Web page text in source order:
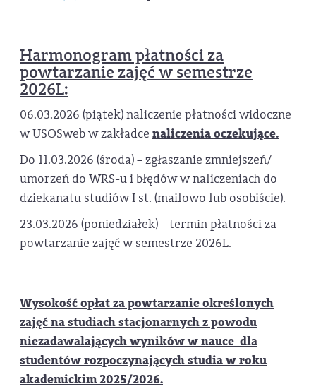
Harmonogram płatności za
powtarzanie zajęć w semestrze
2026L:
06.03.2026 (piątek) naliczenie płatności widoczne
w USOSweb w zakładce naliczenia oczekujące.
Do 11.03.2026 (środa) – zgłaszanie zmniejszeń/
umorzeń do WRS-u i błędów w naliczeniach do
dziekanatu studiów I st. (mailowo lub osobiście).
23.03.2026 (poniedziałek) – termin płatności za
powtarzanie zajęć w semestrze 2026L.
Wysokość opłat za powtarzanie określonych
zajęć na studiach stacjonarnych z powodu
niezadawalających wyników w nauce dla
studentów rozpoczynających studia w roku
akademickim 2025/2026.